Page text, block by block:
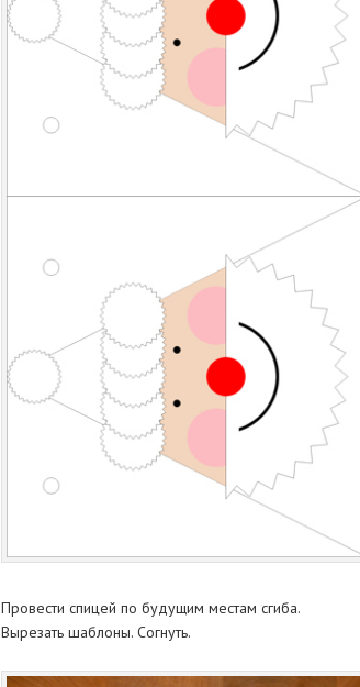
Провести спицей по будущим местам сгиба.
Вырезать шаблоны. Согнуть.